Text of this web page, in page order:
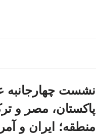
نشست چهارجانبه
پاکستان، مصر و
منطقه؛ ایران و